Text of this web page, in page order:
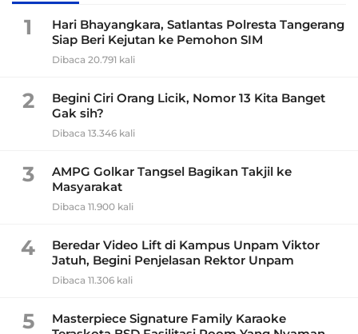
1
Hari Bhayangkara, Satlantas Polresta Tangerang
Siap Beri Kejutan ke Pemohon SIM
Dibaca 20.791 kali
2
Begini Ciri Orang Licik, Nomor 13 Kita Banget
Gak sih?
Dibaca 13.346 kali
3
AMPG Golkar Tangsel Bagikan Takjil ke
Masyarakat
Dibaca 11.900 kali
4
Beredar Video Lift di Kampus Unpam Viktor
Jatuh, Begini Penjelasan Rektor Unpam
Dibaca 11.306 kali
5
Masterpiece Signature Family Karaoke